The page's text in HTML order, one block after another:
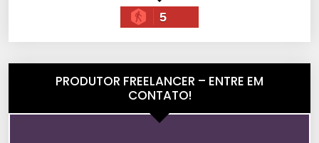
5
PRODUTOR FREELANCER – ENTRE EM
CONTATO!